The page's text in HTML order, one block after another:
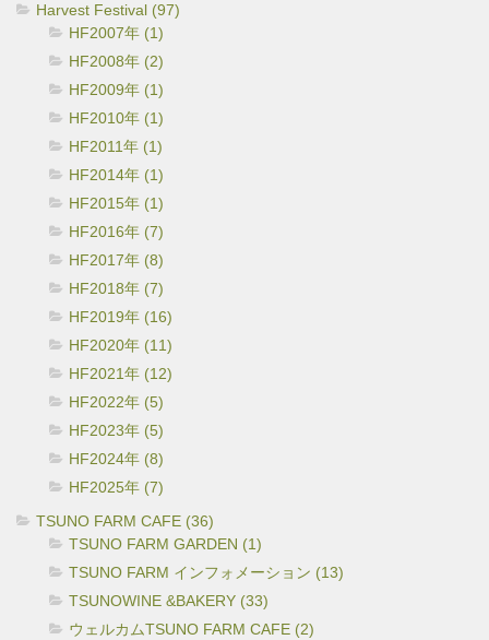
Harvest Festival (97)
HF2007年 (1)
HF2008年 (2)
HF2009年 (1)
HF2010年 (1)
HF2011年 (1)
HF2014年 (1)
HF2015年 (1)
HF2016年 (7)
HF2017年 (8)
HF2018年 (7)
HF2019年 (16)
HF2020年 (11)
HF2021年 (12)
HF2022年 (5)
HF2023年 (5)
HF2024年 (8)
HF2025年 (7)
TSUNO FARM CAFE (36)
TSUNO FARM GARDEN (1)
TSUNO FARM インフォメーション (13)
TSUNOWINE &BAKERY (33)
ウェルカムTSUNO FARM CAFE (2)